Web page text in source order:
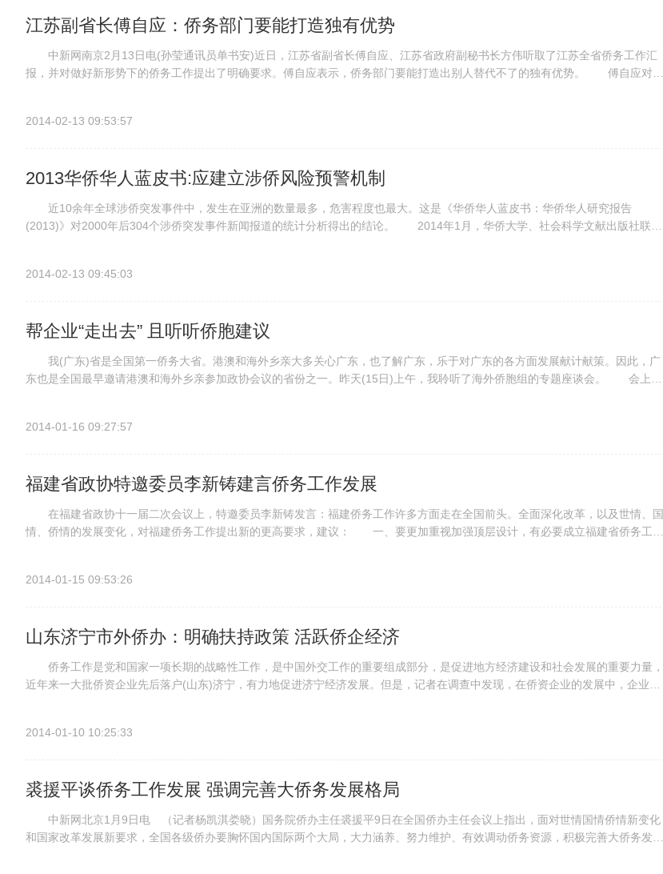
江苏副省长傅自应：侨务部门要能打造独有优势
中新网南京2月13日电(孙莹通讯员单书安)近日，江苏省副省长傅自应、江苏省政府副秘书长方伟听取了江苏全省侨务工作汇
报，并对做好新形势下的侨务工作提出了明确要求。傅自应表示，侨务部门要能打造出别人替代不了的独有优势。 傅自应对江
2014-02-13 09:53:57
2013华侨华人蓝皮书:应建立涉侨风险预警机制
近10余年全球涉侨突发事件中，发生在亚洲的数量最多，危害程度也最大。这是《华侨华人蓝皮书：华侨华人研究报告
(2013)》对2000年后304个涉侨突发事件新闻报道的统计分析得出的结论。 2014年1月，华侨大学、社会科学文献出版社联合
2014-02-13 09:45:03
帮企业“走出去” 且听听侨胞建议
我(广东)省是全国第一侨务大省。港澳和海外乡亲大多关心广东，也了解广东，乐于对广东的各方面发展献计献策。因此，广
东也是全国最早邀请港澳和海外乡亲参加政协会议的省份之一。昨天(15日)上午，我聆听了海外侨胞组的专题座谈会。 会上，
2014-01-16 09:27:57
福建省政协特邀委员李新铸建言侨务工作发展
在福建省政协十一届二次会议上，特邀委员李新铸发言：福建侨务工作许多方面走在全国前头。全面深化改革，以及世情、国
情、侨情的发展变化，对福建侨务工作提出新的更高要求，建议： 一、要更加重视加强顶层设计，有必要成立福建省侨务工作
2014-01-15 09:53:26
山东济宁市外侨办：明确扶持政策 活跃侨企经济
侨务工作是党和国家一项长期的战略性工作，是中国外交工作的重要组成部分，是促进地方经济建设和社会发展的重要力量，
近年来一大批侨资企业先后落户(山东)济宁，有力地促进济宁经济发展。但是，记者在调查中发现，在侨资企业的发展中，企业融
2014-01-10 10:25:33
裘援平谈侨务工作发展 强调完善大侨务发展格局
中新网北京1月9日电 （记者杨凯淇娄晓）国务院侨办主任裘援平9日在全国侨办主任会议上指出，面对世情国情侨情新变化
和国家改革发展新要求，全国各级侨办要胸怀国内国际两个大局，大力涵养、努力维护、有效调动侨务资源，积极完善大侨务发展